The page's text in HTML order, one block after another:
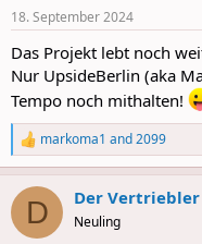
s
18. September 2024
Das Projekt lebt noch
Nur UpsideBerlin (aka
Tempo noch mithalten!
R
e
a
c
i
markoma1 and2099
D Der Vertriebler
Neuling